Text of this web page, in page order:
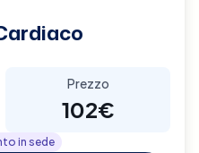
Prezzo
102€
in sede